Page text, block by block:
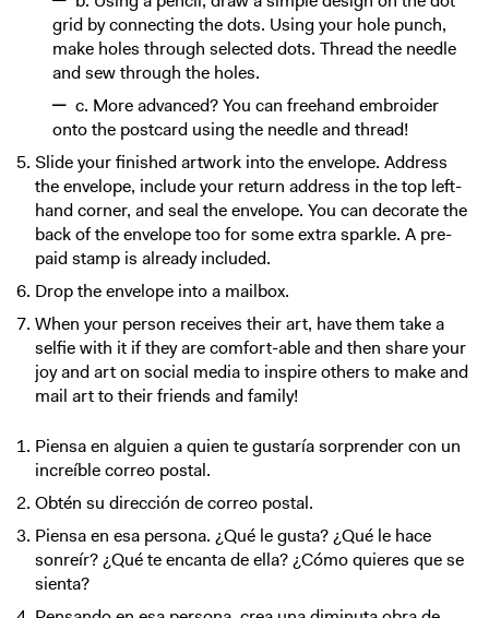
grid by connecting the dots. Using your hole punch,
make holes through selected dots. Thread the needle
and sew through the holes.
c. More advanced? You can freehand embroider
onto the postcard using the needle and thread!
Slide your finished artwork into the envelope. Address
the envelope, include your return address in the top left-
hand corner, and seal the envelope. You can decorate the
back of the envelope too for some extra sparkle. A pre-
paid stamp is already included.
Drop the envelope into a mailbox.
When your person receives their art, have them take a
selfie with it if they are comfort-able and then share your
joy and art on social media to inspire others to make and
mail art to their friends and family!
Piensa en alguien a quien te gustaría sorprender con un
increíble correo postal.
Obtén su dirección de correo postal.
Piensa en esa persona. ¿Qué le gusta? ¿Qué le hace
sonreír? ¿Qué te encanta de ella? ¿Cómo quieres que se
sienta?